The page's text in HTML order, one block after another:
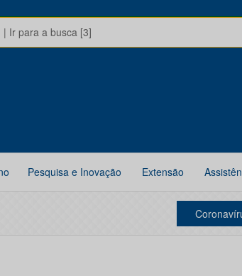
| Ir para a busca [3]
Pesquisa e Inovação Extensão